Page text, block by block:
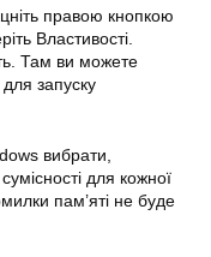
правою кнопкою
Властивості.
Там ви можете
запуску
вибрати,
для кожної
пам’яті не буде